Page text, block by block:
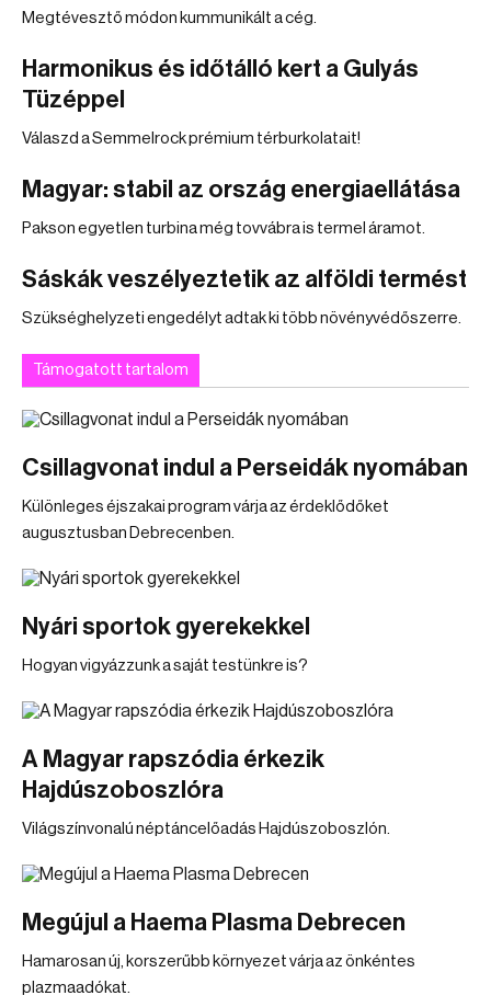
Megtévesztő módon kummunikált a cég.
Harmonikus és időtálló kert a Gulyás
Tüzéppel
Válaszd a Semmelrock prémium térburkolatait!
Magyar: stabil az ország energiaellátása
Pakson egyetlen turbina még tovvábra is termel áramot.
Sáskák veszélyeztetik az alföldi termést
Szükséghelyzeti engedélyt adtak ki több növényvédőszerre.
Támogatott tartalom
Csillagvonat indul a Perseidák nyomában
Különleges éjszakai program várja az érdeklődőket
augusztusban Debrecenben.
Nyári sportok gyerekekkel
Hogyan vigyázzunk a saját testünkre is?
A Magyar rapszódia érkezik
Hajdúszoboszlóra
Világszínvonalú néptáncelőadás Hajdúszoboszlón.
Megújul a Haema Plasma Debrecen
Hamarosan új, korszerűbb környezet várja az önkéntes
plazmaadókat.